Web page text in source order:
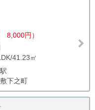
8,000円）
41.23㎡
下之町